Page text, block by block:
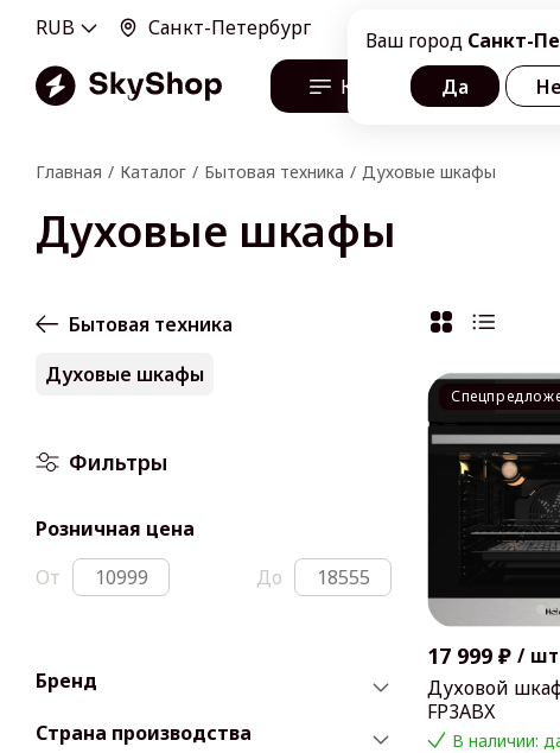
Ваш город Санкт-
Да
RUB Санкт-Петербург 100100, г. Санкт-
Каталог О нас
Главная Каталог Бытовая техника Духовые шкафы
Духовые шкафы
Бытовая техника
Духовые шкафы
Фильтры
Розничная цена
От
До
Бренд
Страна производства
17 999 ₽ / шт
Духовой
FP3ABX
В наличии: